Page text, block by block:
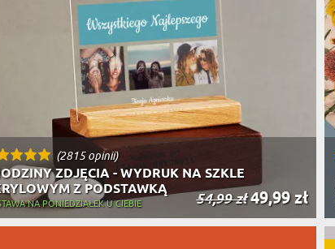
(2815 opinii)
ZDJĘCIA - WYDRUK NA SZKLE
Z PODSTAWKĄ
54,99 zł49,99 zł
NA PONIEDZIAŁEK U CIEBIE